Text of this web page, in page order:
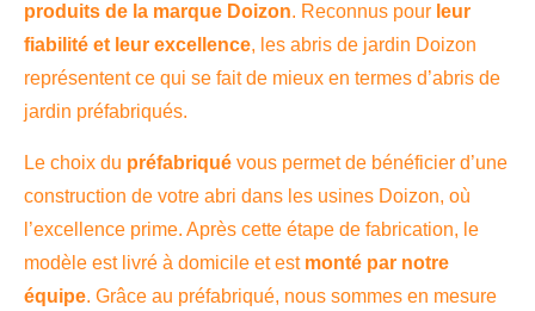
produits de la marque Doizon. Reconnus pour leur
fiabilité et leur excellence, les abris de jardin Doizon
représentent ce qui se fait de mieux en termes d’abris de
jardin préfabriqués.
Le choix du préfabriqué vous permet de bénéficier d’une
construction de votre abri dans les usines Doizon, où
l’excellence prime. Après cette étape de fabrication, le
modèle est livré à domicile et est monté par notre
équipe. Grâce au préfabriqué, nous sommes en mesure